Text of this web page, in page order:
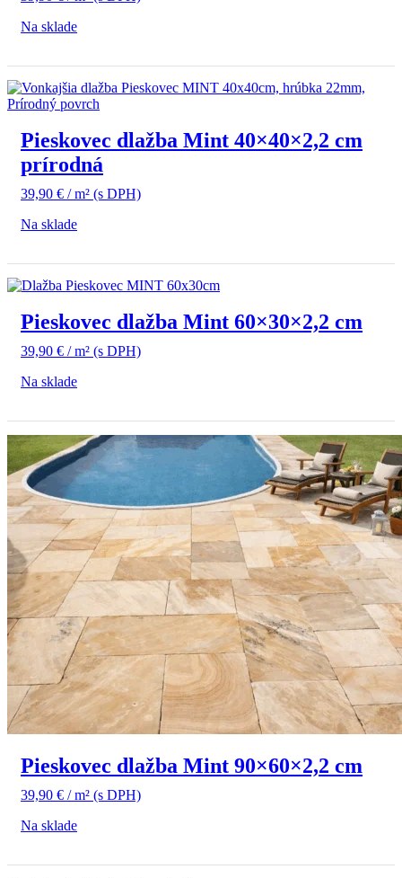
Na sklade
Pieskovec dlažba Mint 40×40×2,2 cm
prírodná
39,90 € / m² (s DPH)
Na sklade
Pieskovec dlažba Mint 60×30×2,2 cm
39,90 € / m² (s DPH)
Na sklade
Pieskovec dlažba Mint 90×60×2,2 cm
39,90 € / m² (s DPH)
Na sklade